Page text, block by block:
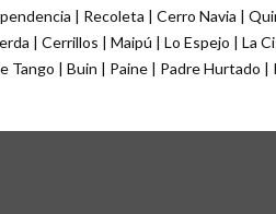
| Recoleta | Cerro Navia |
| Cerrillos | Maipú | Lo Espejo | La
Tango | Buin | Paine | Padre Hurtado